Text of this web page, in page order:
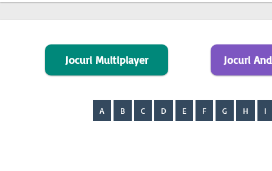
Jocuri Multiplayer Jocuri
A B C D E F G H I